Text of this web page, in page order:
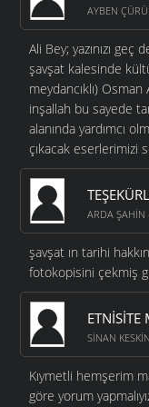
AYBEN
Ali Bey; yazınızı
şavşat kalesinde
meydancıklı)
inşallah bu sayede
alanında yardımcı
çıkacak eserlerimizi
ARDA ŞAHIN
şavşat ın tarihi
fotokopisini çekmiş
ETNISITE
SINAN KESKIN
Kıymetli hemşerim
göre yorum